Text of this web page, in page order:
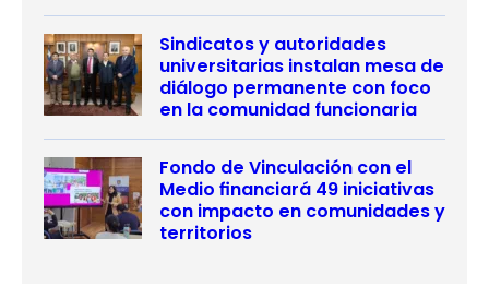
Sindicatos y autoridades
universitarias instalan mesa de
diálogo permanente con foco
en la comunidad funcionaria
Fondo de Vinculación con el
Medio financiará 49 iniciativas
con impacto en comunidades y
territorios